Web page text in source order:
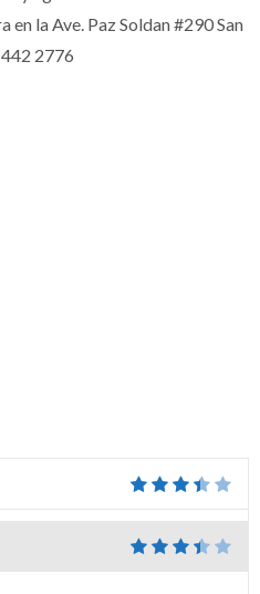
en laAve. Paz Soldan #290 San
2776